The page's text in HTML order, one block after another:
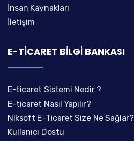
İnsan Kaynakları
İletişim
E-TICARET BILGI BANKASI
E-ticaret Sistemi Nedir ?
E-ticaret Nasıl Yapılır?
Nlksoft E-Ticaret Size Ne Sağlar?
Kullanıcı Dostu